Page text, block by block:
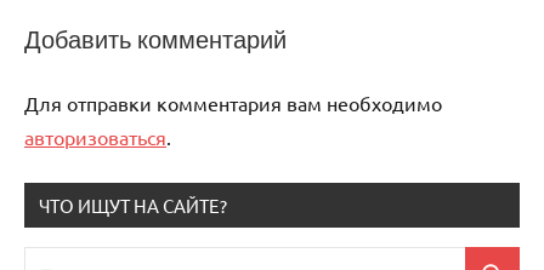
Добавить комментарий
Для отправки комментария вам необходимо
авторизоваться
ЧТО ИЩУТ НА САЙТЕ?